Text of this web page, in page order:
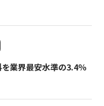
を業界最安水準の3.4％